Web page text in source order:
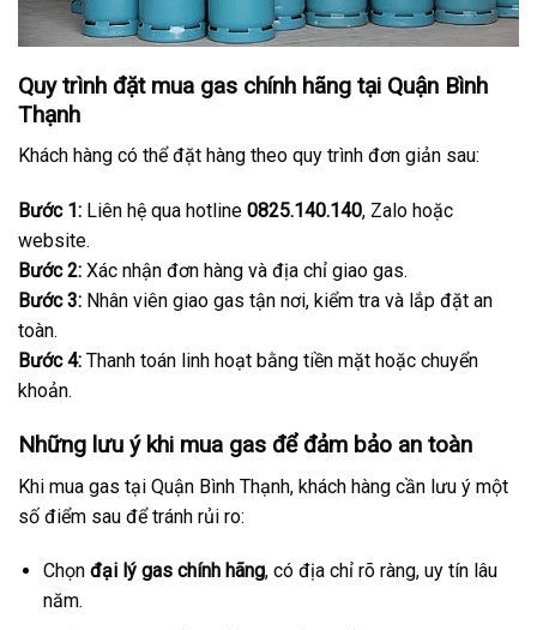
Quy trình đặt mua gas chính hãng tại Quận Bình
Thạnh
Khách hàng có thể đặt hàng theo quy trình đơn giản sau:
Bước 1: Liên hệ qua hotline 0825.140.140, Zalo hoặc
website.
Bước 2: Xác nhận đơn hàng và địa chỉ giao gas.
Bước 3: Nhân viên giao gas tận nơi, kiểm tra và lắp đặt an
toàn.
Bước 4: Thanh toán linh hoạt bằng tiền mặt hoặc chuyển
khoản.
Những lưu ý khi mua gas để đảm bảo an toàn
Khi mua gas tại Quận Bình Thạnh, khách hàng cần lưu ý một
số điểm sau để tránh rủi ro:
Chọn đại lý gas chính hãng, có địa chỉ rõ ràng, uy tín lâu
năm.